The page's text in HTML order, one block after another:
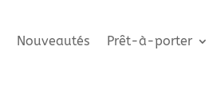
Nouveautés Prêt-à-porter